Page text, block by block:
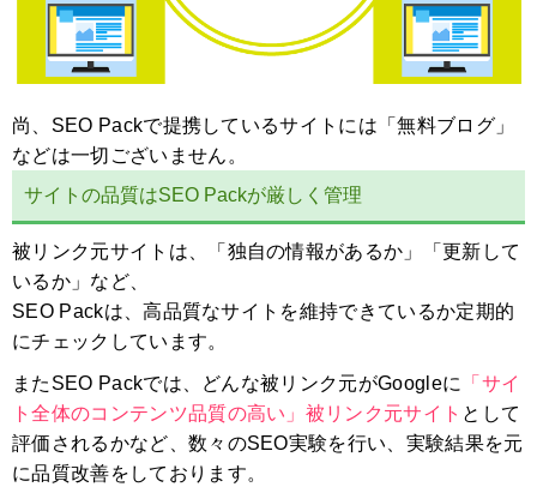
尚、SEO Packで提携しているサイトには「無料ブログ」
などは一切ございません。
サイトの品質はSEO Packが厳しく管理
被リンク元サイトは、「独自の情報があるか」「更新して
いるか」など、
SEO Packは、高品質なサイトを維持できているか定期的
にチェックしています。
またSEO Packでは、どんな被リンク元がGoogleに 「サイ
ト全体のコンテンツ品質の高い」被リンク元サイト として
評価されるかなど、数々のSEO実験を行い、実験結果を元
に品質改善をしております。